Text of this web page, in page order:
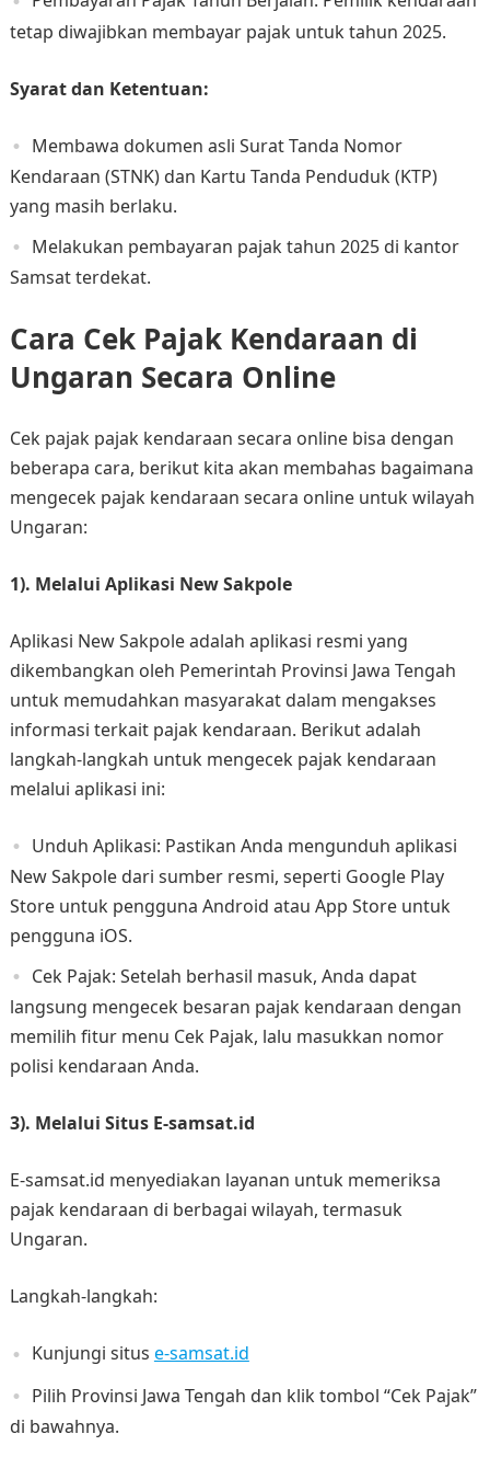
tetap diwajibkan membayar pajak untuk tahun 2025. ​
Syarat dan Ketentuan:
Membawa dokumen asli Surat Tanda Nomor
Kendaraan (STNK) dan Kartu Tanda Penduduk (KTP)
yang masih berlaku.​
Melakukan pembayaran pajak tahun 2025 di kantor
Samsat terdekat.​
Cara Cek Pajak Kendaraan di
Ungaran Secara Online
Cek pajak pajak kendaraan secara online bisa dengan
beberapa cara, berikut kita akan membahas bagaimana
mengecek pajak kendaraan secara online untuk wilayah
Ungaran:
1). Melalui Aplikasi New Sakpole
Aplikasi New Sakpole adalah aplikasi resmi yang
dikembangkan oleh Pemerintah Provinsi Jawa Tengah
untuk memudahkan masyarakat dalam mengakses
informasi terkait pajak kendaraan. Berikut adalah
langkah-langkah untuk mengecek pajak kendaraan
melalui aplikasi ini:
Unduh Aplikasi: Pastikan Anda mengunduh aplikasi
New Sakpole dari sumber resmi, seperti Google Play
Store untuk pengguna Android atau App Store untuk
pengguna iOS.
Cek Pajak: Setelah berhasil masuk, Anda dapat
langsung mengecek besaran pajak kendaraan dengan
memilih fitur menu Cek Pajak, lalu masukkan nomor
polisi kendaraan Anda.
3). Melalui Situs E-samsat.id
E-samsat.id menyediakan layanan untuk memeriksa
pajak kendaraan di berbagai wilayah, termasuk
Ungaran.
Langkah-langkah:
Kunjungi situs e-samsat.id
Pilih Provinsi Jawa Tengah dan klik tombol “Cek Pajak”
di bawahnya.